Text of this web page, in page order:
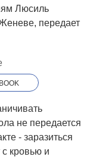
Люсиль
передает
не передается
- заразиться
с кровью и